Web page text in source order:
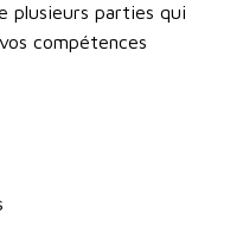
plusieurs parties qui
compétences